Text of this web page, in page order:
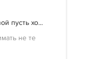
пусть хо...
не те